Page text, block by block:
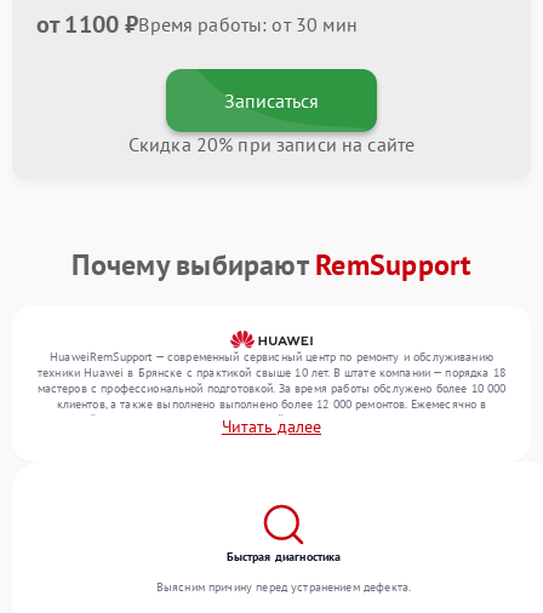
от 1100 ₽Время работы: от 30 мин
Записаться
Скидка 20% при записи на сайте
Почему выбираютRemSupport
HuaweiRemSupport — современный сервисный центр по ремонту и обслуживанию
техники Huawei в Брянске с практикой свыше 10 лет. В штате компании — порядка 18
мастеров с профессиональной подготовкой. За время работы обслужено более 10 000
клиентов, а также выполнено выполнено более 12 000 ремонтов. Ежемесячно в
сервисный центр поступает более 300 устройств, включая , , . Мы работаем с широким
спектром неисправностей и обеспечиваем надежный результат благодаря
Читать далее
Быстрая диагностика
Выясним причину перед устранением дефекта.